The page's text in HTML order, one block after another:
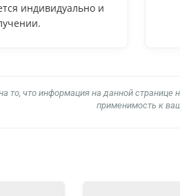
индивидуально и
то, что информация на данной странице
применимость к